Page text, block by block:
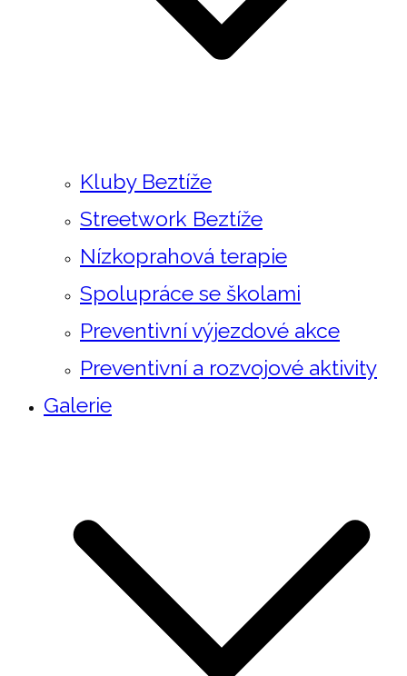
Kluby Beztíže
Streetwork Beztíže
Nízkoprahová terapie
Spolupráce se školami
Preventivní výjezdové akce
Preventivní a rozvojové aktivity
Galerie